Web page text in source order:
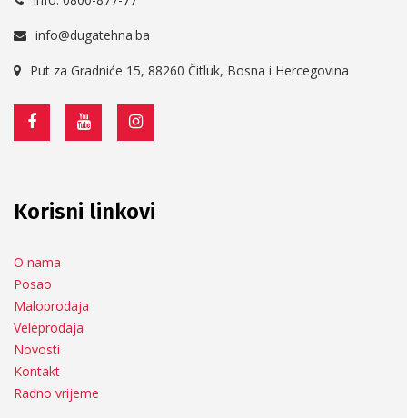
info@dugatehna.ba
Put za Gradniće 15, 88260 Čitluk, Bosna i Hercegovina
Korisni linkovi
O nama
Posao
Maloprodaja
Veleprodaja
Novosti
Kontakt
Radno vrijeme